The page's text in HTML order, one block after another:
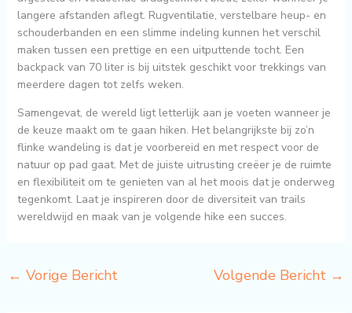
langere afstanden aflegt. Rugventilatie, verstelbare heup- en
schouderbanden en een slimme indeling kunnen het verschil
maken tussen een prettige en een uitputtende tocht. Een
backpack van 70 liter is bij uitstek geschikt voor trekkings van
meerdere dagen tot zelfs weken.
Samengevat, de wereld ligt letterlijk aan je voeten wanneer je
de keuze maakt om te gaan hiken. Het belangrijkste bij zo’n
flinke wandeling is dat je voorbereid en met respect voor de
natuur op pad gaat. Met de juiste uitrusting creëer je de ruimte
en flexibiliteit om te genieten van al het moois dat je onderweg
tegenkomt. Laat je inspireren door de diversiteit van trails
wereldwijd en maak van je volgende hike een succes.
← Vorige Bericht Volgende Bericht →